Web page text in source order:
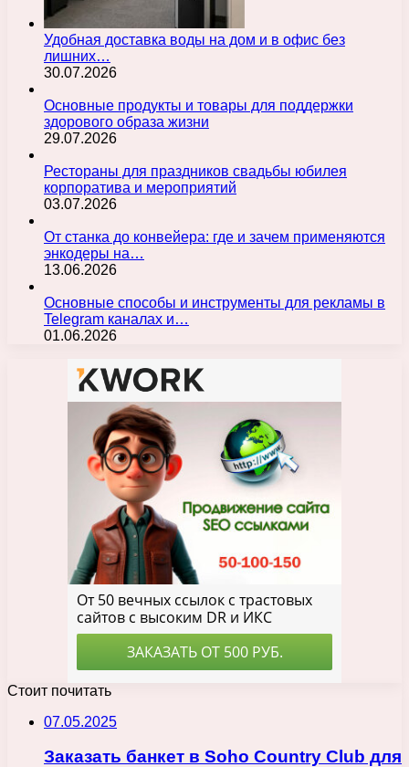
Удобная доставка воды на дом и в офис без
лишних…
30.07.2026
Основные продукты и товары для поддержки
здорового образа жизни
29.07.2026
Рестораны для праздников свадьбы юбилея
корпоратива и мероприятий
03.07.2026
От станка до конвейера: где и зачем применяются
энкодеры на…
13.06.2026
Основные способы и инструменты для рекламы в
Telegram каналах и…
01.06.2026
Стоит почитать
07.05.2025
Заказать банкет в Soho Country Club для